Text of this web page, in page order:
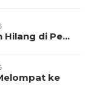
Hilang di Pe…
ke